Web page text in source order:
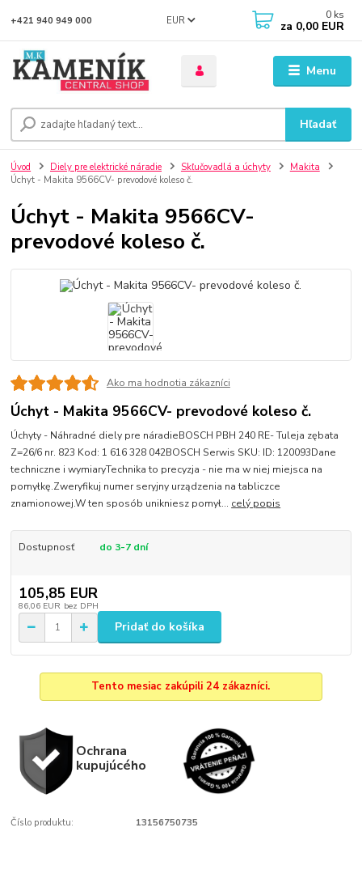
Menu
EUR
Hľadať
+421 940 949 000 0 ks
za 0,00 EUR
Úvod Diely pre elektrické náradie Skľučovadlá a úchyty
Makita
Úchyt - Makita 9566CV- prevodové koleso č.
Úchyt - Makita 9566CV-
prevodové koleso č.
Ako ma hodnotia zákazníci
Úchyt - Makita 9566CV- prevodové koleso č.
Úchyty - Náhradné diely pre náradieBOSCH PBH 240 RE- Tuleja zębata
Z=26/6 nr. 823 Kod: 1 616 328 042BOSCH Serwis SKU: ID: 120093Dane
techniczne i wymiaryTechnika to precyzja - nie ma w niej miejsca na
pomyłkę.Zweryfikuj numer seryjny urządzenia na tabliczce
znamionowej.W ten sposób unikniesz pomył... celý popis
Dostupnosť do 3-7 dní
105,85 EUR
86,06 EUR bez DPH
Pridať do košíka
Tento mesiac zakúpili 24 zákazníci.
Ochrana
kupujúcého
Číslo produktu: 13156750735